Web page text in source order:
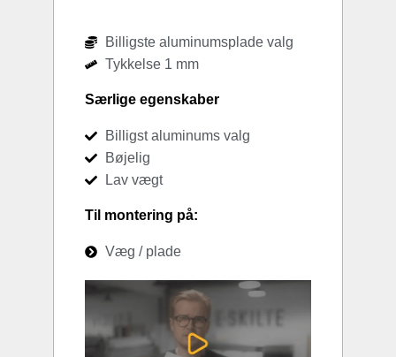
Billigste aluminumsplade valg
Tykkelse 1 mm
Særlige egenskaber
Billigst aluminums valg
Bøjelig
Lav vægt
Til montering på:
Væg / plade